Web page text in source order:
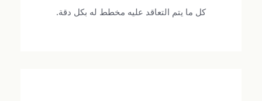
كل ما يتم التعاقد عليه مخطط له بكل دقة.